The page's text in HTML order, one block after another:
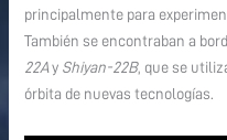
principalmente para
También se encontraban a
22A y Shiyan-22B, que se
órbita de nuevas tecnologías.